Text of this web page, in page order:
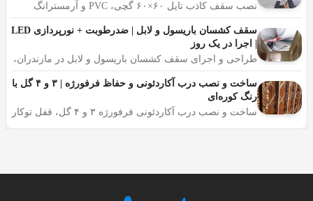
را با استفاده از یک ملات مخصوص کنار هم قرار می­دهند و در
نهایت یک سازه سنگی ایجاد می­کنند.
سنگ‌ کاری در کجا کاربرد دارد؟
کاربری سنگ‌کاری می‌تواند درجاهای مختلف باشد. بااینکه
کاری دشوار و پرسروصداست و ظرافت­های خود را دارد اما با
سرعتی بیشتر از قبل در حال انجام است. سنگ‌کاری هم کاری
چه کسی سنگ‌کار است؟
نصب سقف کاذب تایل ۶۰×۶۰ گچی، PVC و آرمسترانگ
آکوستیک توسط نصاب مجرب، مقاوم در برابر رطوبت
مازندران، مناسب منزل، اداره و مغازه، مشاوره رایگان در
محل
سقف کشسان باریسول و لابل | ضدرطوبت + نورپردازی LED
| اجرا در یک روز
طراحی و اجرای سقف کشسان باریسول و لابل در مازندران،
ضدرطوبت و ضدکپک مناسب آب‌وهوای شمال، نورپردازی
LED، طرح‌های مات، براق و سه‌بعدی، مشاوره رایگان
ساخت و نصب درب آکاردئونی و حفاظ فرفورژه | ۳ و ۴ گل با
رنگ کوره‌ای
ساخت و نصب درب آکاردئونی فرفورژه ۳ و ۴ گل، قفل توکار